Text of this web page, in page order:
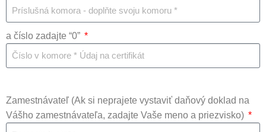
a číslo zadajte “0”
Zamestnávateľ (Ak si neprajete vystaviť daňový doklad na
Vášho zamestnávateľa, zadajte Vaše meno a priezvisko)